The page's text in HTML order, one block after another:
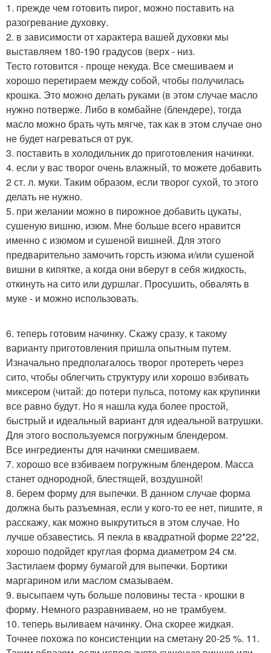
1. прежде чем готовить пирог, можно поставить на
разогревание духовку.
2. в зависимости от характера вашей духовки мы
выставляем 180-190 градусов (верх - низ.
Тесто готовится - проще некуда. Все смешиваем и
хорошо перетираем между собой, чтобы получилась
крошка. Это можно делать руками (в этом случае масло
нужно потверже. Либо в комбайне (блендере), тогда
масло можно брать чуть мягче, так как в этом случае оно
не будет нагреваться от рук.
3. поставить в холодильник до приготовления начинки.
4. если у вас творог очень влажный, то можете добавить
2 ст. л. муки. Таким образом, если творог сухой, то этого
делать не нужно.
5. при желании можно в пирожное добавить цукаты,
сушеную вишню, изюм. Мне больше всего нравится
именно с изюмом и сушеной вишней. Для этого
предварительно замочить горсть изюма и/или сушеной
вишни в кипятке, а когда они вберут в себя жидкость,
откинуть на сито или дуршлаг. Просушить, обвалять в
муке - и можно использовать.
6. теперь готовим начинку. Скажу сразу, к такому
варианту приготовления пришла опытным путем.
Изначально предполагалось творог протереть через
сито, чтобы облегчить структуру или хорошо взбивать
миксером (читай: до потери пульса, потому как крупинки
все равно будут. Но я нашла куда более простой,
быстрый и идеальный вариант для идеальной ватрушки.
Для этого воспользуемся погружным блендером.
Все ингредиенты для начинки смешиваем.
7. хорошо все взбиваем погружным блендером. Масса
станет однородной, блестящей, воздушной!
8. берем форму для выпечки. В данном случае форма
должна быть разъемная, если у кого-то ее нет, пишите, я
расскажу, как можно выкрутиться в этом случае. Но
лучше обзавестись. Я пекла в квадратной форме 22*22,
хорошо подойдет круглая форма диаметром 24 см.
Застилаем форму бумагой для выпечки. Бортики
маргарином или маслом смазываем.
9. высыпаем чуть больше половины теста - крошки в
форму. Немного разравниваем, но не трамбуем.
10. теперь выливаем начинку. Она скорее жидкая.
Точнее похожа по консистенции на сметану 20-25 %. 11.